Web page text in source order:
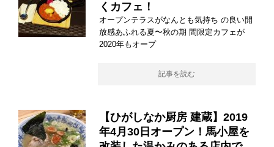
くカフェ！
オープンテラスがなんとも気持ち の良い開
放感あふれる夏〜秋の期 間限定カフェが
2020年もオープ
記事を読む
【ひがしなか厨房 建蔵】2019
年4月30日オープン！馬小屋を